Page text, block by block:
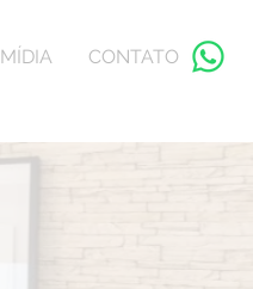
MÍDIA CONTATO